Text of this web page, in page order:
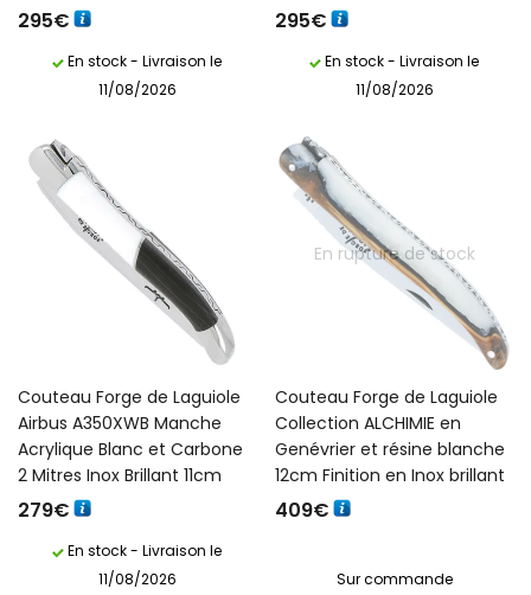
295€
En stock - Livraison le
11/08/2026
295€
En stock - Livraison le
11/08/2026
Couteau Forge de Laguiole
Airbus A350XWB Manche
Acrylique Blanc et Carbone
2 Mitres Inox Brillant 11cm
279€
En stock - Livraison le
11/08/2026
En rupture de stock
Couteau Forge de Laguiole
Collection ALCHIMIE en
Genévrier et résine blanche
12cm Finition en Inox brillant
409€
Sur commande